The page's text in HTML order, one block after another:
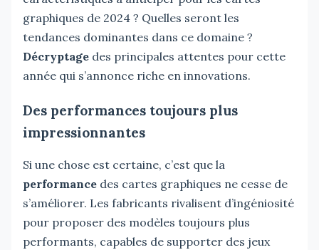
graphiques de 2024 ? Quelles seront les
tendances dominantes dans ce domaine ?
Décryptage des principales attentes pour cette
année qui s’annonce riche en innovations.
Des performances toujours plus
impressionnantes
Si une chose est certaine, c’est que la
performance des cartes graphiques ne cesse de
s’améliorer. Les fabricants rivalisent d’ingéniosité
pour proposer des modèles toujours plus
performants, capables de supporter des jeux